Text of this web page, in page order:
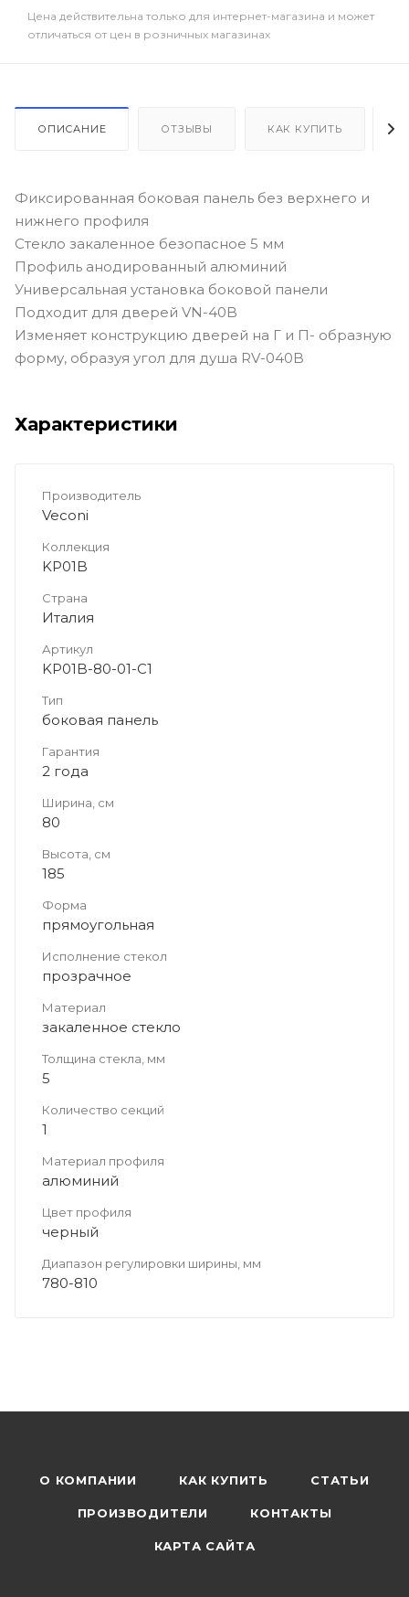
Цена действительна только для интернет-магазина и может
отличаться от цен в розничных магазинах
ОПИСАНИЕ ОТЗЫВЫ КАК КУПИТЬ
Фиксированная боковая панель без верхнего и
нижнего профиля
Стекло закаленное безопасное 5 мм
Профиль анодированный алюминий
Универсальная установка боковой панели
Подходит для дверей VN-40B
Изменяет конструкцию дверей на Г и П- образную
форму, образуя угол для душа RV-040B
Характеристики
Производитель
Veconi
Коллекция
KP01B
Страна
Италия
Артикул
KP01B-80-01-C1
Тип
боковая панель
Гарантия
2 года
Ширина, см
80
Высота, см
185
Форма
прямоугольная
Исполнение стекол
прозрачное
Материал
закаленное стекло
Толщина стекла, мм
5
Количество секций
1
Материал профиля
алюминий
Цвет профиля
черный
Диапазон регулировки ширины, мм
780-810
О КОМПАНИИ КАК КУПИТЬ СТАТЬИ
ПРОИЗВОДИТЕЛИ КОНТАКТЫ
КАРТА САЙТА